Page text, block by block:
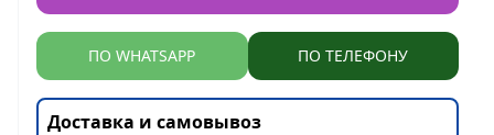
ПО WHATSAPP ПО ТЕЛЕФОНУ
Доставка и самовывоз